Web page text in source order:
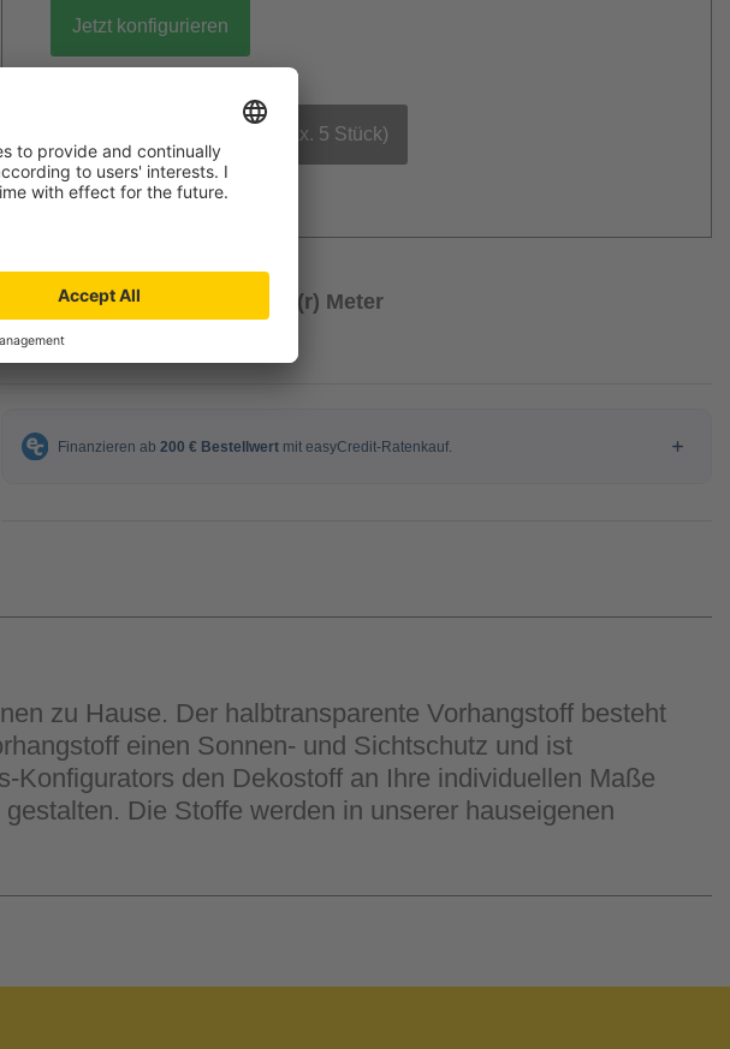
Jetzt konfigurieren
gratis Muster bestellen (max. 5 Stück)
89,00 € / Laufende(r) Meter
inkl. MwSt.
zu Hause. Der halbtransparente Vorhangstoff besteht
einen Sonnen- und Sichtschutz und ist
den Dekostoff an Ihre individuellen Maße
Die Stoffe werden in unserer hauseigenen